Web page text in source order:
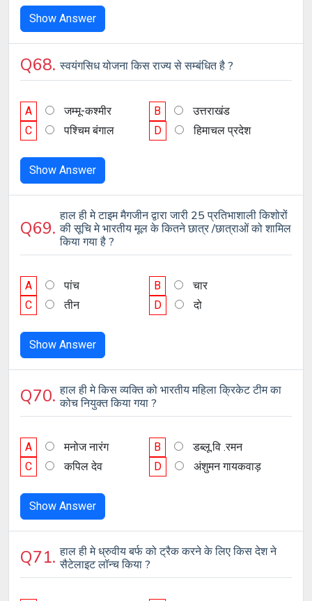
Show Answer
Q68.स्वयंगसिध योजना किस राज्य से सम्बंधित है ?
A जम्मू-कश्मीर B
उत्तराखंड
C
पश्चिम बंगाल D हिमाचल प्रदेश
Show Answer
Q69.
हाल ही मे टाइम मैगजीन द्वारा जारी 25 प्रतिभाशाली किशोरों
की सूचि मे भारतीय मूल के कितने छात्र /छात्राओं को शामिल
किया गया है ?
A पांच B
चार
C
तीन D दो
Show Answer
Q70.हाल ही मे किस व्यक्ति को भारतीय महिला क्रिकेट टीम का
कोच नियुक्त किया गया ?
A मनोज नारंग B
डब्लू.वि .रमन
C
कपिल देव D अंशुमन गायकवाड़
Show Answer
Q71.हाल ही मे ध्रुवीय बर्फ को ट्रैक करने के लिए किस देश ने
सैटेलाइट लॉन्च किया ?